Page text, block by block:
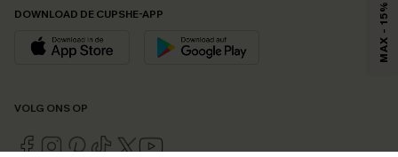
DOWNLOAD DE CUPSHE-APP
VOLG ONS OP
MAX - 15%